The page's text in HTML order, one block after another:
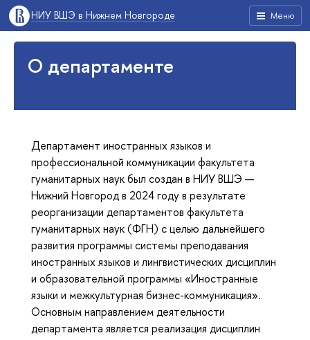
Меню
НИУ ВШЭ в Нижнем Новгороде
О департаменте
Департамент иностранных языков и
профессиональной коммуникации факультета
гуманитарных наук был создан в НИУ ВШЭ —
Нижний Новгород в 2024 году в результате
реорганизации департаментов факультета
гуманитарных наук (ФГН) с целью дальнейшего
развития программы системы преподавания
иностранных языков и лингвистических дисциплин
и образовательной программы «Иностранные
языки и межкультурная бизнес-коммуникация».
Основным направлением деятельности
департамента является реализация дисциплин